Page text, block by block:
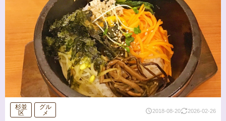
杉並
区
グル
メ
2018-08-20 2026-02-26